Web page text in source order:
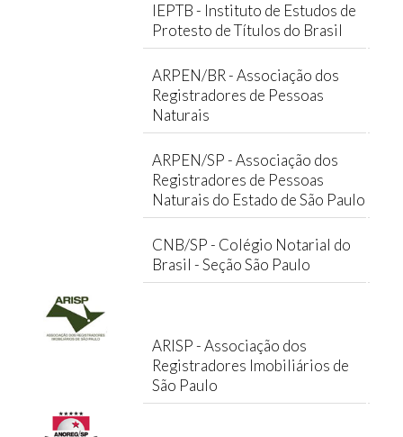
IEPTB - Instituto de Estudos de
Protesto de Títulos do Brasil
ARPEN/BR - Associação dos
Registradores de Pessoas
Naturais
ARPEN/SP - Associação dos
Registradores de Pessoas
Naturais do Estado de São Paulo
CNB/SP - Colégio Notarial do
Brasil - Seção São Paulo
ARISP - Associação dos
Registradores Imobiliários de
São Paulo